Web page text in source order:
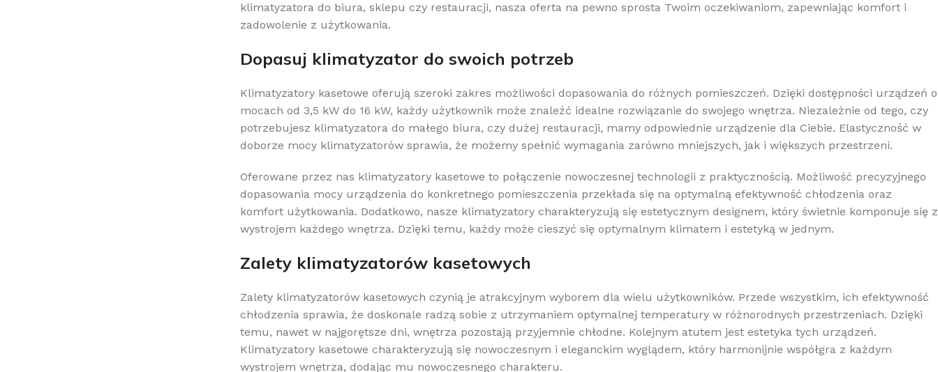
klimatyzatora do biura, sklepu czy restauracji, nasza oferta na pewno sprosta Twoim oczekiwaniom, zapewniając komfort i
zadowolenie z użytkowania.
Dopasuj klimatyzator do swoich potrzeb
Klimatyzatory kasetowe oferują szeroki zakres możliwości dopasowania do różnych pomieszczeń. Dzięki dostępności urządzeń o
mocach od 3,5 kW do 16 kW, każdy użytkownik może znaleźć idealne rozwiązanie do swojego wnętrza. Niezależnie od tego, czy
potrzebujesz klimatyzatora do małego biura, czy dużej restauracji, mamy odpowiednie urządzenie dla Ciebie. Elastyczność w
doborze mocy klimatyzatorów sprawia, że możemy spełnić wymagania zarówno mniejszych, jak i większych przestrzeni.
Oferowane przez nas klimatyzatory kasetowe to połączenie nowoczesnej technologii z praktycznością. Możliwość precyzyjnego
dopasowania mocy urządzenia do konkretnego pomieszczenia przekłada się na optymalną efektywność chłodzenia oraz
komfort użytkowania. Dodatkowo, nasze klimatyzatory charakteryzują się estetycznym designem, który świetnie komponuje się z
wystrojem każdego wnętrza. Dzięki temu, każdy może cieszyć się optymalnym klimatem i estetyką w jednym.
Zalety klimatyzatorów kasetowych
Zalety klimatyzatorów kasetowych czynią je atrakcyjnym wyborem dla wielu użytkowników. Przede wszystkim, ich efektywność
chłodzenia sprawia, że doskonale radzą sobie z utrzymaniem optymalnej temperatury w różnorodnych przestrzeniach. Dzięki
temu, nawet w najgorętsze dni, wnętrza pozostają przyjemnie chłodne. Kolejnym atutem jest estetyka tych urządzeń.
Klimatyzatory kasetowe charakteryzują się nowoczesnym i eleganckim wyglądem, który harmonijnie współgra z każdym
wystrojem wnętrza, dodając mu nowoczesnego charakteru.